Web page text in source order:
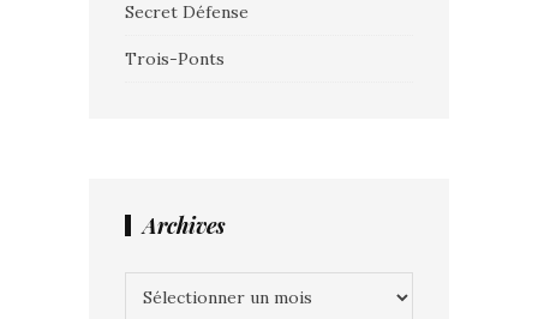
Secret Défense
Trois-Ponts
Archives